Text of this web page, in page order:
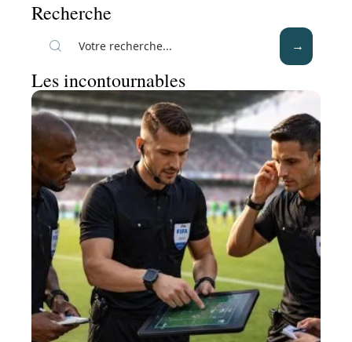
Recherche
Les incontournables